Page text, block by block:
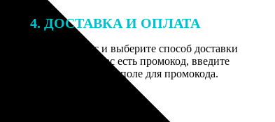
4. ДОСТАВКА И ОПЛАТА
Введите адрес и выберите способ доставки
заказа. Если у вас есть промокод, введите
его в специальное поле для промокода.